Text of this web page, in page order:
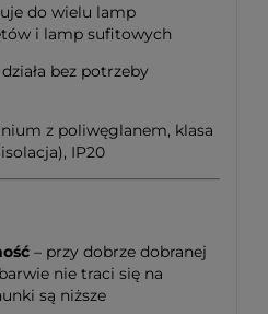
do wielu lamp
i lamp sufitowych
bez potrzeby
z poliwęglanem, klasa
IP20
– przy dobrze dobranej
nie traci się na
są niższe